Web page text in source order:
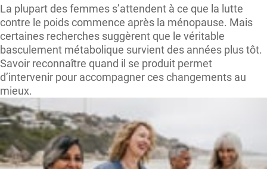
La plupart des femmes s’attendent à ce que la lutte
contre le poids commence après la ménopause. Mais
certaines recherches suggèrent que le véritable
basculement métabolique survient des années plus tôt.
Savoir reconnaître quand il se produit permet
d’intervenir pour accompagner ces changements au
mieux.